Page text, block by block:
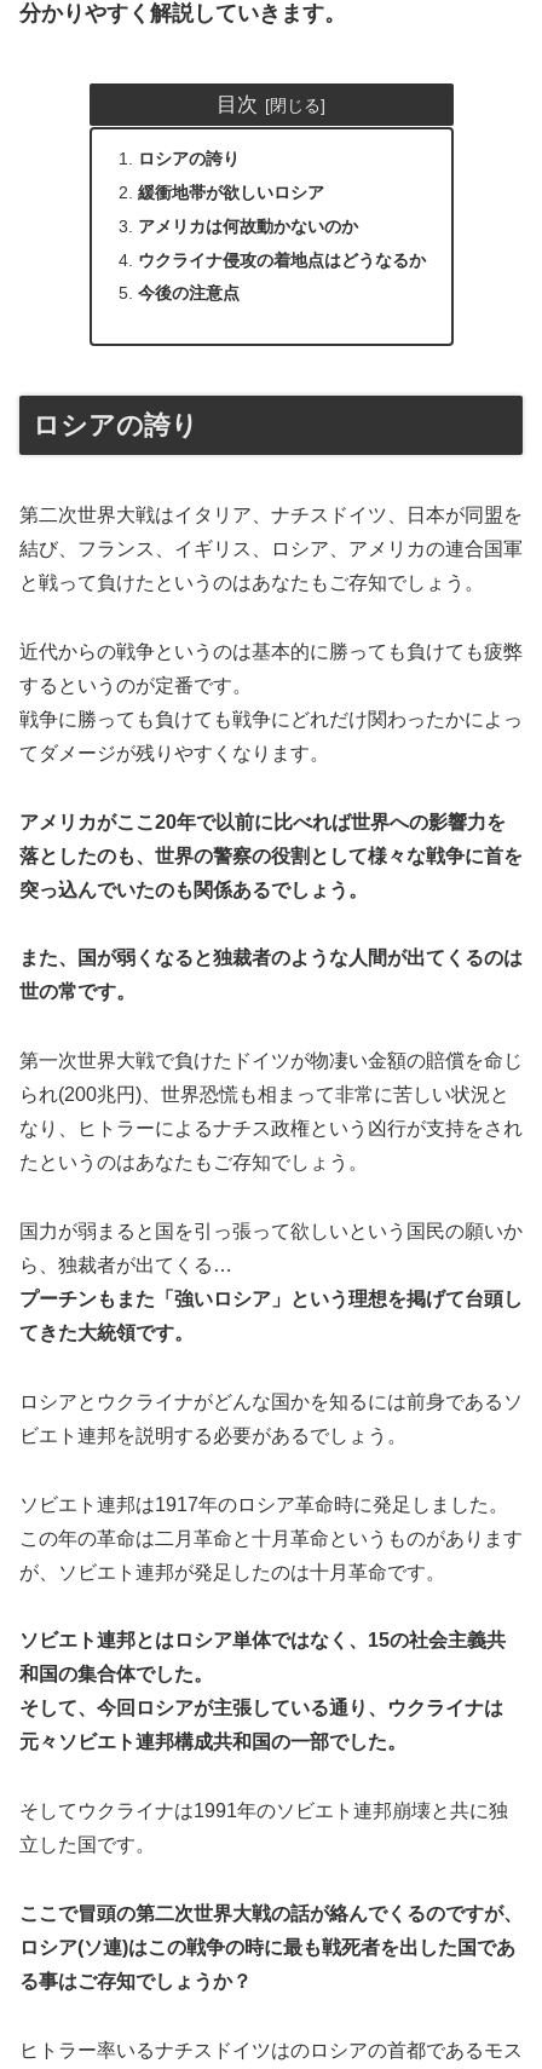
分かりやすく解説していきます。
目次
ロシアの誇り
緩衝地帯が欲しいロシア
アメリカは何故動かないのか
ウクライナ侵攻の着地点はどうなるか
今後の注意点
ロシアの誇り
第二次世界大戦はイタリア、ナチスドイツ、日本が同盟を
結び、フランス、イギリス、ロシア、アメリカの連合国軍
と戦って負けたというのはあなたもご存知でしょう。
近代からの戦争というのは基本的に勝っても負けても疲弊
するというのが定番です。
戦争に勝っても負けても戦争にどれだけ関わったかによっ
てダメージが残りやすくなります。
アメリカがここ20年で以前に比べれば世界への影響力を
落としたのも、世界の警察の役割として様々な戦争に首を
突っ込んでいたのも関係あるでしょう。
また、国が弱くなると独裁者のような人間が出てくるのは
世の常です。
第一次世界大戦で負けたドイツが物凄い金額の賠償を命じ
られ(200兆円)、世界恐慌も相まって非常に苦しい状況と
なり、ヒトラーによるナチス政権という凶行が支持をされ
たというのはあなたもご存知でしょう。
国力が弱まると国を引っ張って欲しいという国民の願いか
ら、独裁者が出てくる…
プーチンもまた「強いロシア」という理想を掲げて台頭し
てきた大統領です。
ロシアとウクライナがどんな国かを知るには前身であるソ
ビエト連邦を説明する必要があるでしょう。
ソビエト連邦は1917年のロシア革命時に発足しました。
この年の革命は二月革命と十月革命というものがあります
が、ソビエト連邦が発足したのは十月革命です。
ソビエト連邦とはロシア単体ではなく、15の社会主義共
和国の集合体でした。
そして、今回ロシアが主張している通り、ウクライナは
元々ソビエト連邦構成共和国の一部でした。
そしてウクライナは1991年のソビエト連邦崩壊と共に独
立した国です。
ここで冒頭の第二次世界大戦の話が絡んでくるのですが、
ロシア(ソ連)はこの戦争の時に最も戦死者を出した国であ
る事はご存知でしょうか？
ヒトラー率いるナチスドイツはのロシアの首都であるモス